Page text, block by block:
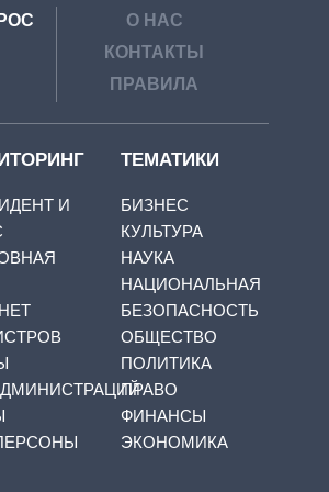
РОС
О НАС
КОНТАКТЫ
ПРАВИЛА
И
ТЕМАТИКИ
БИЗНЕС
КУЛЬТУРА
НАУКА
НАЦИОНАЛЬНАЯ
БЕЗОПАСНОСТЬ
ОБЩЕСТВО
ПОЛИТИКА
ПРАВО
ФИНАНСЫ
ЭКОНОМИКА